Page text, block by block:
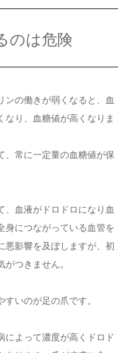
のは危険
ンの働きが弱くなると、血
り、血糖値が高くなりま
、常に一定量の血糖値が保
、血液がドロドロになり血
身につながっている血管を
悪影響を及ぼしますが、初
つきません。
いのが足の爪です。
によって濃度が高くドロド